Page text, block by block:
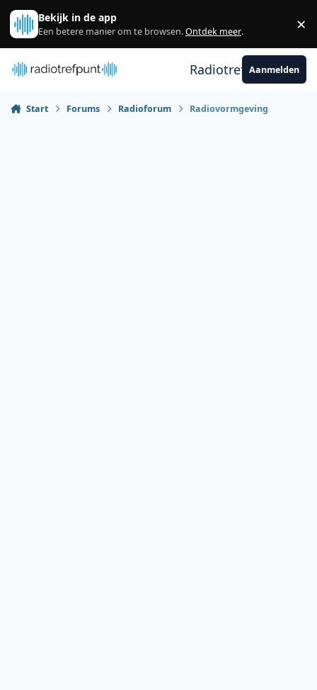
Spring naar bijdragen
Bekijk in de app
Een betere manier om te browsen.Ontdek meer. ×
RadiotrefpuntAanmelden
Start Forums Radioforum Radiovormgeving